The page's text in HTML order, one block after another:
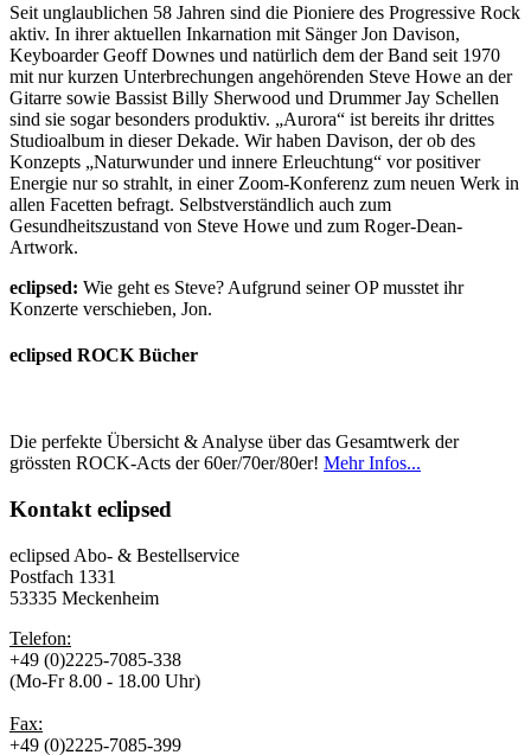
Seit unglaublichen 58 Jahren sind die Pioniere des Progressive Rock
aktiv. In ihrer aktuellen Inkarnation mit Sänger Jon Davison,
Keyboarder Geoff Downes und natürlich dem der Band seit 1970
mit nur kurzen Unterbrechungen angehörenden Steve Howe an der
Gitarre sowie Bassist Billy Sherwood und Drummer Jay Schellen
sind sie sogar besonders produktiv. „Aurora“ ist bereits ihr drittes
Studioalbum in dieser Dekade. Wir haben Davison, der ob des
Konzepts „Naturwunder und innere Erleuchtung“ vor positiver
Energie nur so strahlt, in einer Zoom-Konferenz zum neuen Werk in
allen Facetten befragt. Selbstverständlich auch zum
Gesundheitszustand von Steve Howe und zum Roger-Dean-
Artwork.
eclipsed: Wie geht es Steve? Aufgrund seiner OP musstet ihr
Konzerte verschieben, Jon.
eclipsed ROCK Bücher
Die perfekte Übersicht & Analyse über das Gesamtwerk der
grössten ROCK-Acts der 60er/70er/80er! Mehr Infos...
Kontakt eclipsed
eclipsed Abo- & Bestellservice
Postfach 1331
53335 Meckenheim
Telefon:
+49 (0)2225-7085-338
(Mo-Fr 8.00 - 18.00 Uhr)
Fax:
+49 (0)2225-7085-399